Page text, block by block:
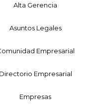
Alta Gerencia
Asuntos Legales
Empresarial
Directorio Empresarial
Empresas